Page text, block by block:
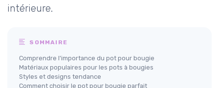
intérieure.
SOMMAIRE
Comprendre l'importance du pot pour bougie
Matériaux populaires pour les pots à bougies
Styles et designs tendance
Comment choisir le pot pour bougie parfait